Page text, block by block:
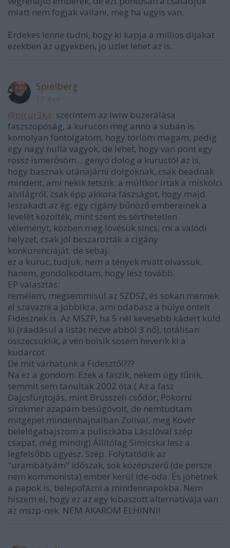
miatt nem fogjak vallani, meg ha ugyis van.
Erdekes lenne tudni, hogy ki kapja a millios dijakat
ezekben az ugyekben, jo uzlet lehet az is.
Spielberg
@picur3ka: szerintem az iwiw buzerálása
faszszopóság, a kurucon meg anno a subán is.
komolyan fontolgatom, hogy törlöm magam, pedig
egy nagy nulla vagyok, de lehet, hogy van pont egy
rossz ismerősöm... genyó dolog a kuructól az is,
hogy basznak utánajárni dolgoknak, csak beadnak
mindent, ami nekik tetszik. a múltkor írtak a miskolci
alvilágról, csak épp akkora faszságot, hogy majd
leszakadt az ég. egy cigány bűnöző embereinek a
levelét közölték, mint szent és sérthetetlen
véleményt, közben meg lövésük sincs, mi a valódi
helyzet, csak jól beszarozták a cigány
konkurenciáját. de sebaj.
ez a kuruc, tudjuk, nem a tények miatt olvassuk.
hanem, gondolkodtam, hogy lesz tovább.
EP választás:
remélem, megsemmisül az SZDSZ, és sokan mennek
el szavazni a Jobbikra, ami odabasz a hülye öntelt
Fidesznek is. Az MSZP, ha 5 nél kevesebb kádert küld
ki (ráadásul a listát nézve abból 3 nő), totálisan
összecsuklik, a vén bolsik sosem heverik ki a
kudarcot.
De mit várhatunk a Fidesztől???
Na ez a gondom. Ezek a faszik, nekem úgy tűnik,
semmit sem tanultak 2002 óta.( Az a fasz
Dajcsfürjtojás, mint Brüsszeli csődör, Pokorni
sírokmer azapám besúgóvolt, de nemtudtam
mitgépel mindenhajnalban Zolival, meg Kövér
belelógabajszom a puliszkába Lászlóval szép
csapat, még mindig) Állítólag Simicska lesz a
legfelsőbb ügyész. Szép. Folytatódik az
"urambátyám" időszak, sok középszerű (de persze
nem kommonista) ember kerül ide-oda. És jöhetnek
a papok is, belepofázni a mindennapokba. Nem
hiszem el, hogy ez az egy kibaszott alternatívája van
az mszp-nek. NEM AKAROM ELHINNI!